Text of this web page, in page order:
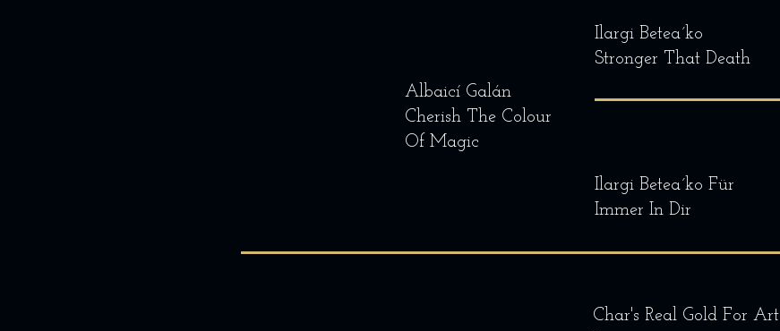
Ilargi Betea´ko
Stronger That Death
Albaicí Galán
Cherish The Colour
Of Magic
Ilargi Betea´ko Für
Immer In Dir
Char's Real Gold For Art